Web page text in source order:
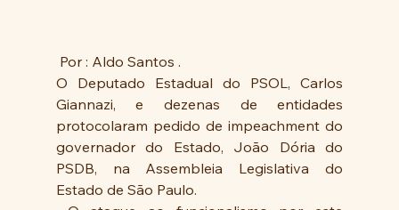
Por : Aldo Santos .
O Deputado Estadual do PSOL, Carlos
Giannazi, e dezenas de entidades
protocolaram pedido de impeachment do
governador do Estado, João Dória do
PSDB, na Assembleia Legislativa do
Estado de São Paulo.